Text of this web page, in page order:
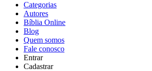
Categorias
Autores
Bíblia Online
Blog
Quem somos
Fale conosco
Entrar
Cadastrar